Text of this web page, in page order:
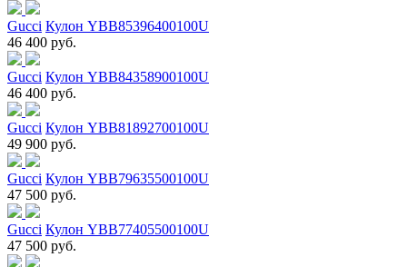
Gucci Кулон YBB85396400100U
46 400 руб.
Gucci Кулон YBB84358900100U
46 400 руб.
Gucci Кулон YBB81892700100U
49 900 руб.
Gucci Кулон YBB79635500100U
47 500 руб.
Gucci Кулон YBB77405500100U
47 500 руб.